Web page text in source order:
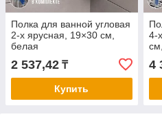
Полка для ванной угловая
2-х ярусная, 19×30 см,
белая
2 537,42 ₸
Купить
4-
4